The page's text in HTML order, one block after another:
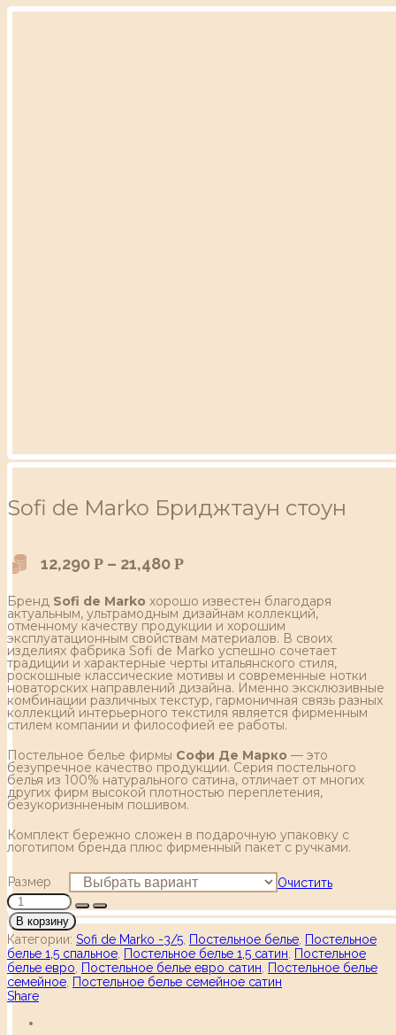
Sofi de Marko Бриджтаун стоун
12,290 Р – 21,480 Р
Бренд Sofi de Marko хорошо известен благодаря
актуальным, ультрамодным дизайнам коллекций,
отменному качеству продукции и хорошим
эксплуатационным свойствам материалов. В своих
изделиях фабрика Sofi de Marko успешно сочетает
традиции и характерные черты итальянского стиля,
роскошные классические мотивы и современные нотки
новаторских направлений дизайна. Именно эксклюзивные
комбинации различных текстур, гармоничная связь разных
коллекций интерьерного текстиля является фирменным
стилем компании и философией ее работы.
Постельное белье фирмы Софи Де Марко — это
безупречное качество продукции. Серия постельного
белья из 100% натурального сатина, отличает от многих
других фирм высокой плотностью переплетения,
безукоризнненым пошивом.
Комплект бережно сложен в подарочную упаковку с
логотипом бренда плюс фирменный пакет с ручками.
Размер Очистить
В корзину
Категории: Sofi de Marko -3/5 Постельное белье Постельное
белье 1,5 спальное Постельное белье 1,5 сатин
Постельное
белье евро
Постельное белье евро сатин
Постельное белье
семейное Постельное белье семейное сатин
Share